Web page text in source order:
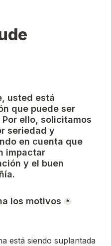
usted está
que puede ser
ello, solicitamos
seriedad y
en cuenta que
impactar
y el buen
los motivos *
está siendo suplantada